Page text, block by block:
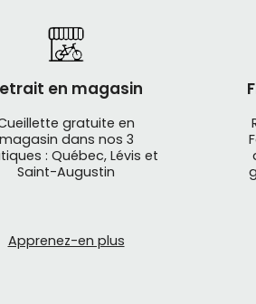
en magasin
gratuite en
magasin dans nos 3
: Québec, Lévis et
Saint-Augustin
Apprenez-en plus